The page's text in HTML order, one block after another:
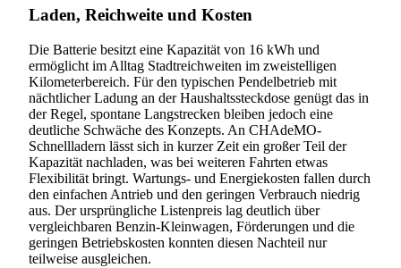
Laden, Reichweite und Kosten
Die Batterie besitzt eine Kapazität von 16 kWh und
ermöglicht im Alltag Stadtreichweiten im zweistelligen
Kilometerbereich. Für den typischen Pendelbetrieb mit
nächtlicher Ladung an der Haushaltssteckdose genügt das in
der Regel, spontane Langstrecken bleiben jedoch eine
deutliche Schwäche des Konzepts. An CHAdeMO-
Schnellladern lässt sich in kurzer Zeit ein großer Teil der
Kapazität nachladen, was bei weiteren Fahrten etwas
Flexibilität bringt. Wartungs- und Energiekosten fallen durch
den einfachen Antrieb und den geringen Verbrauch niedrig
aus. Der ursprüngliche Listenpreis lag deutlich über
vergleichbaren Benzin-Kleinwagen, Förderungen und die
geringen Betriebskosten konnten diesen Nachteil nur
teilweise ausgleichen.